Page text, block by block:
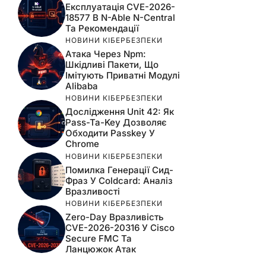
Експлуатація CVE-2026-
18577 В N-Able N-Central
Та Рекомендації
НОВИНИ КІБЕРБЕЗПЕКИ
Атака Через Npm:
Шкідливі Пакети, Що
Імітують Приватні Модулі
Alibaba
НОВИНИ КІБЕРБЕЗПЕКИ
Дослідження Unit 42: Як
Pass-Ta-Key Дозволяє
Обходити Passkey У
Chrome
НОВИНИ КІБЕРБЕЗПЕКИ
Помилка Генерації Сид-
Фраз У Coldcard: Аналіз
Вразливості
НОВИНИ КІБЕРБЕЗПЕКИ
Zero-Day Вразливість
CVE-2026-20316 У Cisco
Secure FMC Та
Ланцюжок Атак